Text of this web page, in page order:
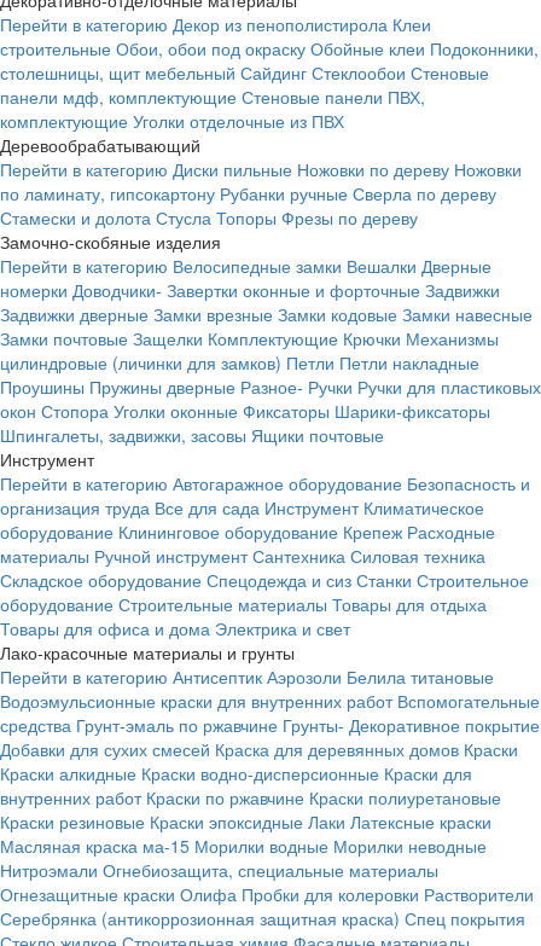
Перейти в категорию Декор из пенополистирола Клеи
строительные Обои, обои под окраску Обойные клеи Подоконники,
столешницы, щит мебельный Сайдинг Стеклообои Стеновые
панели мдф, комплектующие Стеновые панели ПВХ,
комплектующие Уголки отделочные из ПВХ
Деревообрабатывающий
Перейти в категорию Диски пильные Ножовки по дереву Ножовки
по ламинату, гипсокартону Рубанки ручные Сверла по дереву
Стамески и долота Стусла Топоры Фрезы по дереву
Замочно-скобяные изделия
Перейти в категорию Велосипедные замки Вешалки Дверные
номерки Доводчики- Завертки оконные и форточные Задвижки
Задвижки дверные Замки врезные Замки кодовые Замки навесные
Замки почтовые Защелки Комплектующие Крючки Механизмы
цилиндровые (личинки для замков) Петли Петли накладные
Проушины Пружины дверные Разное- Ручки Ручки для пластиковых
окон Стопора Уголки оконные Фиксаторы Шарики-фиксаторы
Шпингалеты, задвижки, засовы Ящики почтовые
Инструмент
Перейти в категорию Автогаражное оборудование Безопасность и
организация труда Все для сада Инструмент Климатическое
оборудование Клининговое оборудование Крепеж Расходные
материалы Ручной инструмент Сантехника Силовая техника
Складское оборудование Спецодежда и сиз Станки Строительное
оборудование Строительные материалы Товары для отдыха
Товары для офиса и дома Электрика и свет
Лако-красочные материалы и грунты
Перейти в категорию Антисептик Аэрозоли Белила титановые
Водоэмульсионные краски для внутренних работ Вспомогательные
средства Грунт-эмаль по ржавчине Грунты- Декоративное покрытие
Добавки для сухих смесей Краска для деревянных домов Краски
Краски алкидные Краски водно-дисперсионные Краски для
внутренних работ Краски по ржавчине Краски полиуретановые
Краски резиновые Краски эпоксидные Лаки Латексные краски
Масляная краска ма-15 Морилки водные Морилки неводные
Нитроэмали Огнебиозащита, специальные материалы
Огнезащитные краски Олифа Пробки для колеровки Растворители
Серебрянка (антикоррозионная защитная краска) Спец покрытия